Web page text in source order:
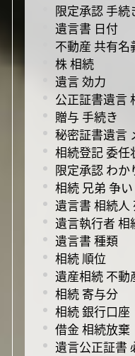
限定承認 手続
遺言書 日付
不動産 共有名
株 相続
遺言 効力
公正証書遺言
贈与 手続き
秘密証書遺言
相続登記 委任
限定承認 わか
相続 兄弟 争い
遺言書 相続人
遺言執行者 相
遺言書 種類
相続 順位
遺産相続 不動
相続 寄与分
相続 銀行口座
借金 相続放棄
遺言公正証書